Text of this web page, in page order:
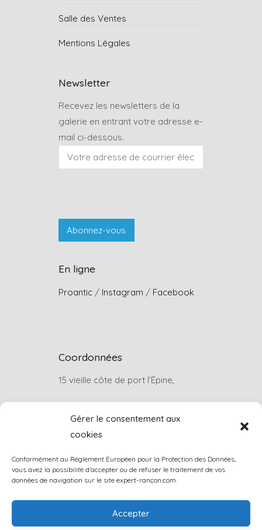
Gérer le consentement aux
cookies
Conformément au Réglement Européen pour la Protection des Données,
vous avez la possibilité d'accepter ou de refuser le traitement de vos
données de navigation sur le site expert-rançon.com.
Accepter
Salle des Ventes
Mentions Légales
Newsletter
Recevez les newsletters de la
galerie en entrant votre adresse e-
mail ci-dessous.
En ligne
Proantic / Instagram / Facebook
Coordonnées
15 vieille côte de port l’Épine,
Sur rendez-vous uniquement
louis.rancon@wanadoo.fr
+33(0)6 07 46 74 57